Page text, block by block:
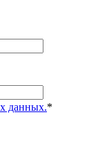
данных.*